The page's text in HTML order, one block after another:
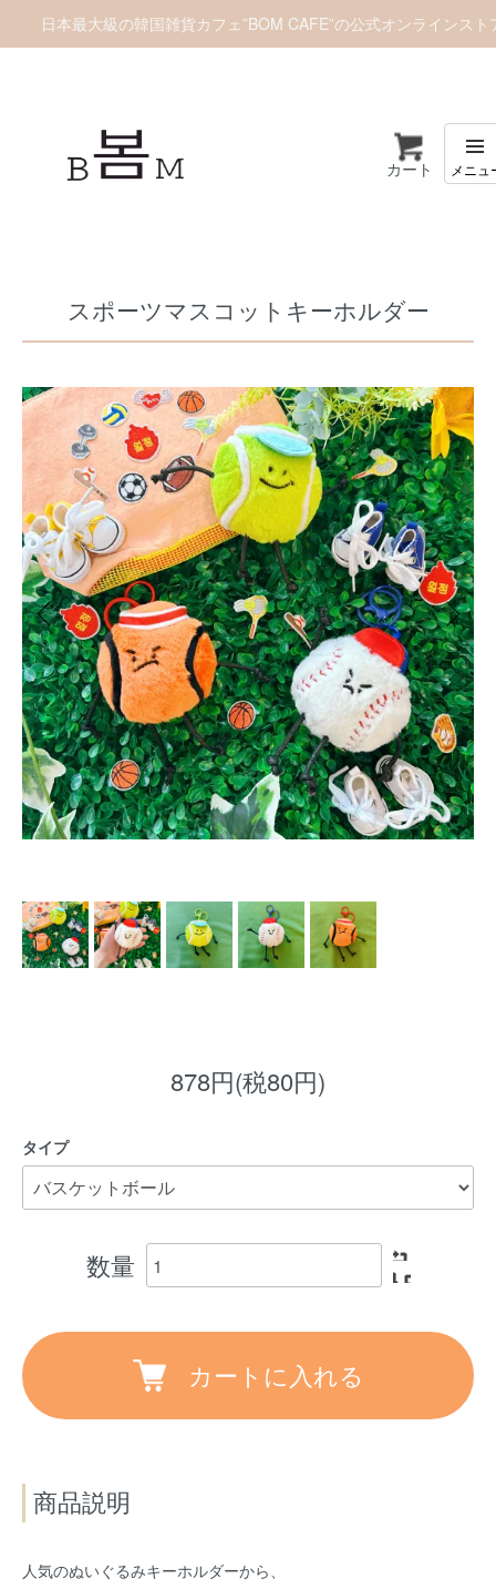
日本最大級の韓国雑貨カフェ”BOM CAFE”の公式オンラインスト
カート
スポーツマスコットキーホルダー
878円(税80円)
タイプ
数量
カートに入れる
商品説明
人気のぬいぐるみキーホルダーから、